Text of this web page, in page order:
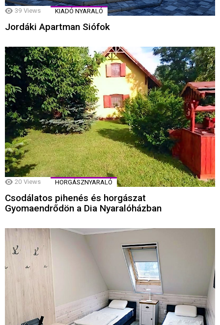
39 Views KIADÓ NYARALÓ
Jordáki Apartman Siófok
20 Views HORGÁSZNYARALÓ
Csodálatos pihenés és horgászat
Gyomaendrődön a Dia Nyaralóházban